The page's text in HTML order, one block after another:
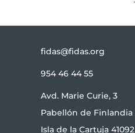
fidas@fidas.org
954 46 44 55
Avd. Marie Curie, 3
Pabellón de Finlandia
Isla de la Cartuja 41092